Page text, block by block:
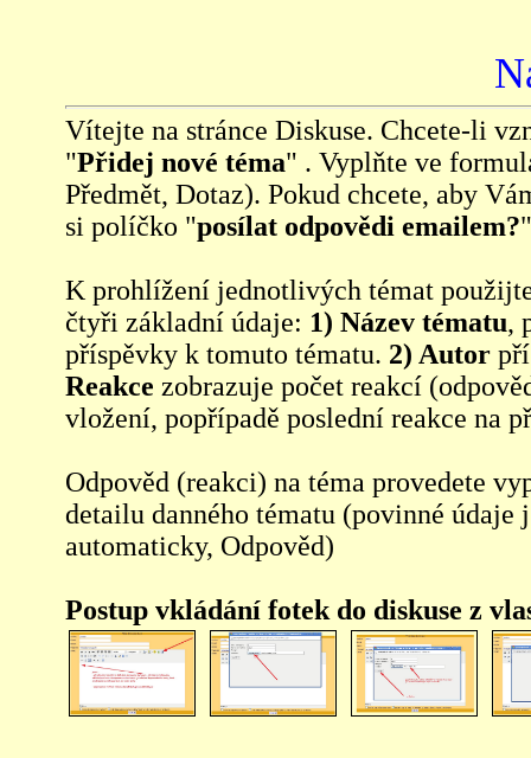
Vítejte na stránce Diskuse. Chcete-li
"Přidej nové téma" . Vyplňte ve
Předmět, Dotaz). Pokud chcete, aby
si políčko "posílat odpovědi emailem?
K prohlížení jednotlivých témat
čtyři základní údaje: 1) Název tématu,
příspěvky k tomuto tématu. 2) Autor
Reakce zobrazuje počet reakcí
vložení, popřípadě poslední reakce na
Odpověd (reakci) na téma provedete
detailu danného tématu (povinné údaje
automaticky, Odpověd)
Postup vkládání fotek do diskuse z